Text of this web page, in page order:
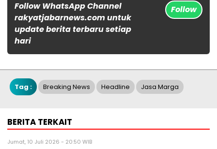
Follow WhatsApp Channel
rakyatjabarnews.com untuk
update berita terbaru setiap
hari
Follow
Tag : Breaking News Headline Jasa Marga
BERITA TERKAIT
Jumat, 10 Juli 2026 - 20:50 WIB